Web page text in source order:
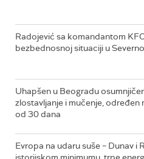
Radojević sa komandantom
bezbednosnoj situaciji u
Uhapšen u Beogradu
zlostavljanje i mučenje, određen
od 30 dana
Evropa na udaru suše – Dunav i